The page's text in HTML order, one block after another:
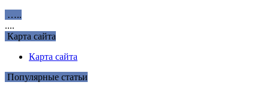
…..
....
Карта сайта
Карта сайта
Популярные статьи